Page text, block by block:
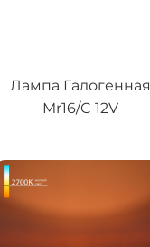
Лампа Галогенная
Mr16/C 12V